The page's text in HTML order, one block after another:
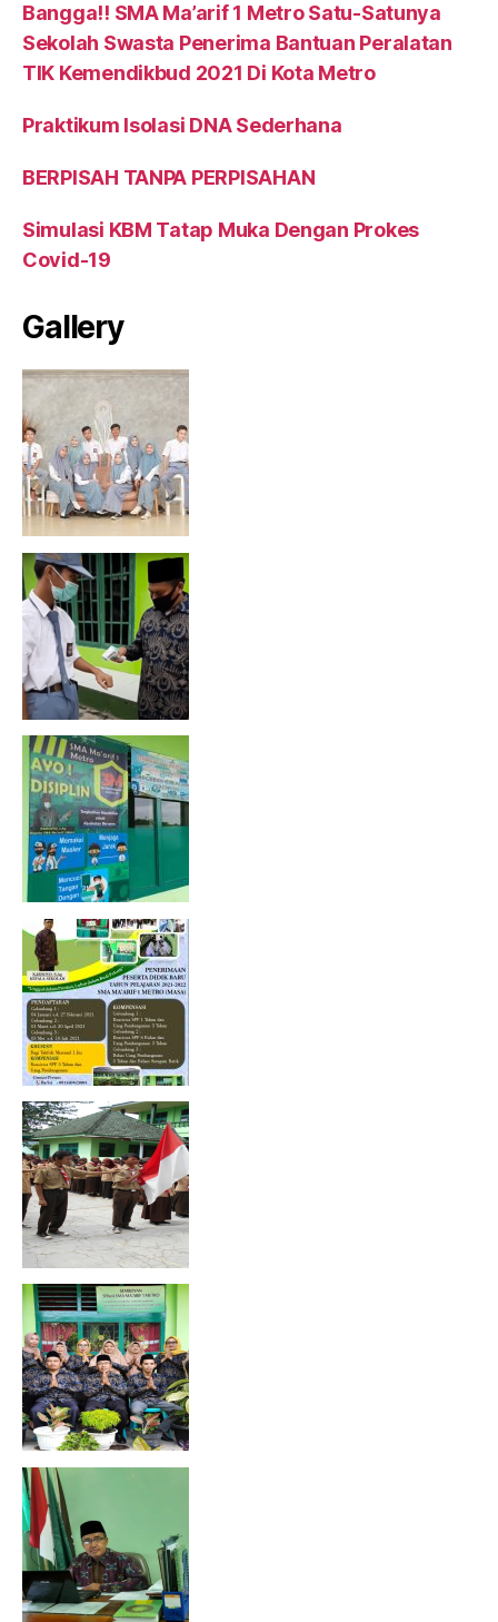
Bangga!! SMA Ma’arif 1 Metro Satu-Satunya
Sekolah Swasta Penerima Bantuan Peralatan
TIK Kemendikbud 2021 Di Kota Metro
Praktikum Isolasi DNA Sederhana
BERPISAH TANPA PERPISAHAN
Simulasi KBM Tatap Muka Dengan Prokes
Covid-19
Gallery